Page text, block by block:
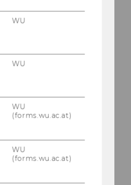
WU
WU
WU
(forms.wu.ac.at)
WU
(forms.wu.ac.at)